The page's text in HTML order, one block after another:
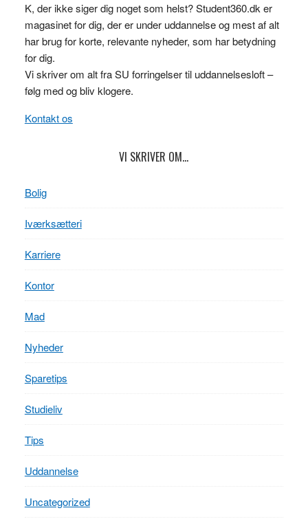
K, der ikke siger dig noget som helst? Student360.dk er
magasinet for dig, der er under uddannelse og mest af alt
har brug for korte, relevante nyheder, som har betydning
for dig.
Vi skriver om alt fra SU forringelser til uddannelsesloft –
følg med og bliv klogere.
Kontakt os
VI SKRIVER OM…
Bolig
Iværksætteri
Karriere
Kontor
Mad
Nyheder
Sparetips
Studieliv
Tips
Uddannelse
Uncategorized